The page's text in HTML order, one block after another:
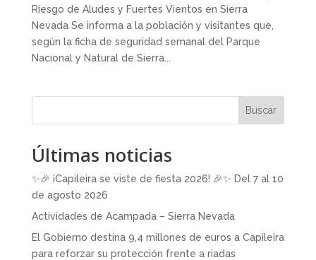
Riesgo de Aludes y Fuertes Vientos en Sierra
Nevada Se informa a la población y visitantes que,
según la ficha de seguridad semanal del Parque
Nacional y Natural de Sierra...
Buscar
Últimas noticias
✨🎉 ¡Capileira se viste de fiesta 2026! 🎉✨ Del 7 al 10
de agosto 2026
Actividades de Acampada – Sierra Nevada
El Gobierno destina 9,4 millones de euros a Capileira
para reforzar su protección frente a riadas